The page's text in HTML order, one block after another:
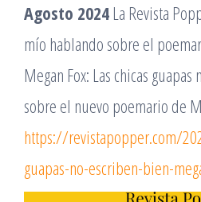
Agosto 2024 La Revista
mío hablando sobre el
Megan Fox: Las chicas
sobre el nuevo poemario de
https://revistapopper.com/
guapas-no-escriben-bien-